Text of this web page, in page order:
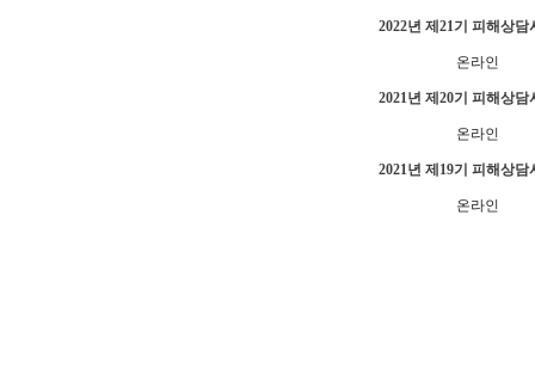
2022년 제21기 피해상
온라인
2021년 제20기 피해상
온라인
2021년 제19기 피해상
온라인